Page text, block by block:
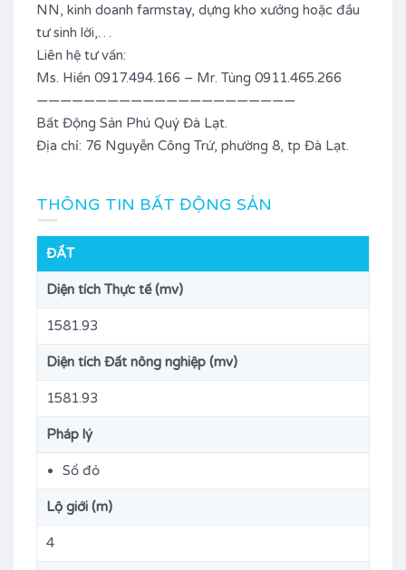
NN, kinh doanh farmstay, dựng kho xưởng hoặc đầu
tư sinh lời,…
Liên hệ tư vấn:
Ms. Hiền 0917.494.166 – Mr. Tùng 0911.465.266
——————————————————————
Bất Động Sản Phú Quý Đà Lạt.
Địa chỉ: 76 Nguyễn Công Trứ, phường 8, tp Đà Lạt.
THÔNG TIN BẤT ĐỘNG SẢN
ĐẤT
Diện tích Thực tế (mv)
1581.93
Diện tích Đất nông nghiệp (mv)
1581.93
Pháp lý
Sổ đỏ
Lộ giới (m)
4